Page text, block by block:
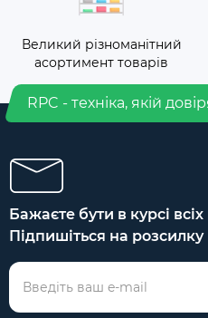
Великий різноманітний
асортимент товарів
RPC - техніка, якій
Бажаєте бути в курсі
Підпишіться на розсилку